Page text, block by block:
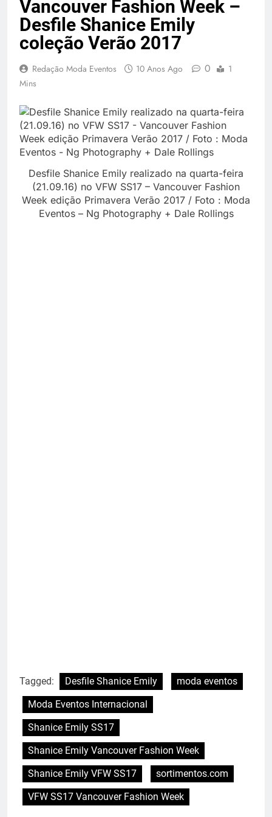
Vancouver Fashion Week –
Desfile Shanice Emily
coleção Verão 2017
Redação Moda Eventos 10 Anos Ago 0
1
Mins
Desfile Shanice Emily realizado na quarta-feira
(21.09.16) no VFW SS17 – Vancouver Fashion
Week edição Primavera Verão 2017 / Foto : Moda
Eventos – Ng Photography + Dale Rollings
Tagged: Desfile Shanice Emily
moda eventos
Moda Eventos Internacional
Shanice Emily SS17
Shanice Emily Vancouver Fashion Week
Shanice Emily VFW SS17
sortimentos.com
VFW SS17 Vancouver Fashion Week